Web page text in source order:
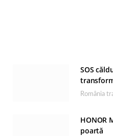
SOS
HONOR
poartă